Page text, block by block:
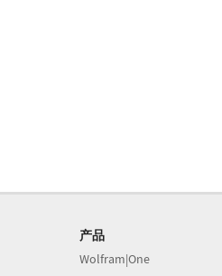
产品
Wolfram|One